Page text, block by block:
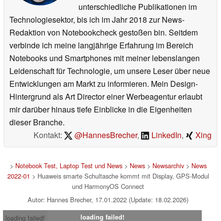
unterschiedliche Publikationen im
Technologiesektor, bis ich im Jahr 2018 zur News-
Redaktion von Notebookcheck gestoßen bin. Seitdem
verbinde ich meine langjährige Erfahrung im Bereich
Notebooks und Smartphones mit meiner lebenslangen
Leidenschaft für Technologie, um unsere Leser über neue
Entwicklungen am Markt zu informieren. Mein Design-
Hintergrund als Art Director einer Werbeagentur erlaubt
mir darüber hinaus tiefe Einblicke in die Eigenheiten
dieser Branche.
Kontakt:
@HannesBrecher, LinkedIn, Xing
> Notebook Test, Laptop Test und News> News> Newsarchiv> News
2022-01 > Huaweis smarte Schultasche kommt mit Display, GPS-Modul
und HarmonyOS Connect
Autor: Hannes Brecher, 17.01.2022 (Update: 18.02.2026)
loading failed!
loading failed!